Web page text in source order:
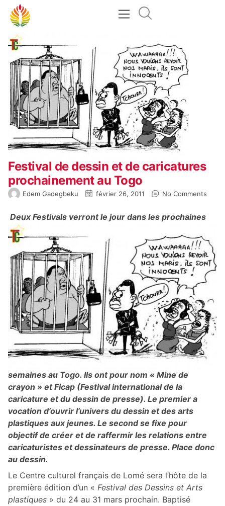
Festival de dessin et de caricatures
prochainement au Togo
Edem Gadegbeku février 26, 2011 No Comments
Deux Festivals verront le jour dans les prochaines
semaines au Togo. Ils ont pour nom « Mine de
crayon » et Ficap (Festival international de la
caricature et du dessin de presse). Le premier a
vocation d’ouvrir l’univers du dessin et des arts
plastiques aux jeunes. Le second se fixe pour
objectif de créer et de raffermir les relations entre
caricaturistes et dessinateurs de presse. Place donc
au dessin.
Le Centre culturel français de Lomé sera l’hôte de la
première édition d’un « Festival des Dessins et Arts
plastiques » du 24 au 31 mars prochain. Baptisé